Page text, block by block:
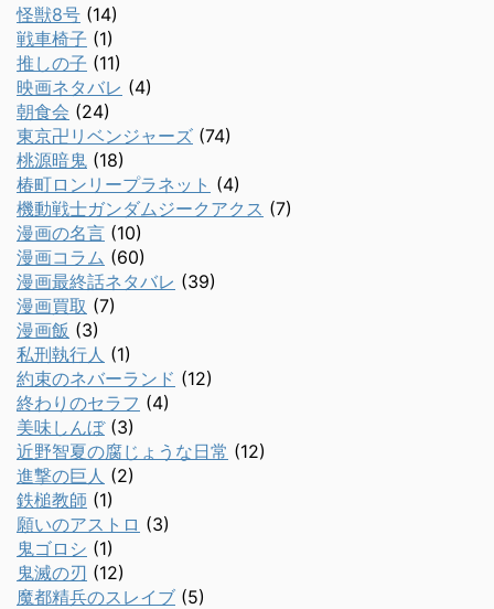
怪獣8号 (14)
戦車椅子 (1)
推しの子 (11)
映画ネタバレ (4)
朝食会 (24)
東京卍リベンジャーズ (74)
桃源暗鬼 (18)
椿町ロンリープラネット (4)
機動戦士ガンダムジークアクス (7)
漫画の名言 (10)
漫画コラム (60)
漫画最終話ネタバレ (39)
漫画買取 (7)
漫画飯 (3)
私刑執行人 (1)
約束のネバーランド (12)
終わりのセラフ (4)
美味しんぼ(3)
近野智夏の腐じょうな日常 (12)
進撃の巨人 (2)
鉄槌教師 (1)
願いのアストロ (3)
鬼ゴロシ (1)
鬼滅の刃 (12)
魔都精兵のスレイブ (5)